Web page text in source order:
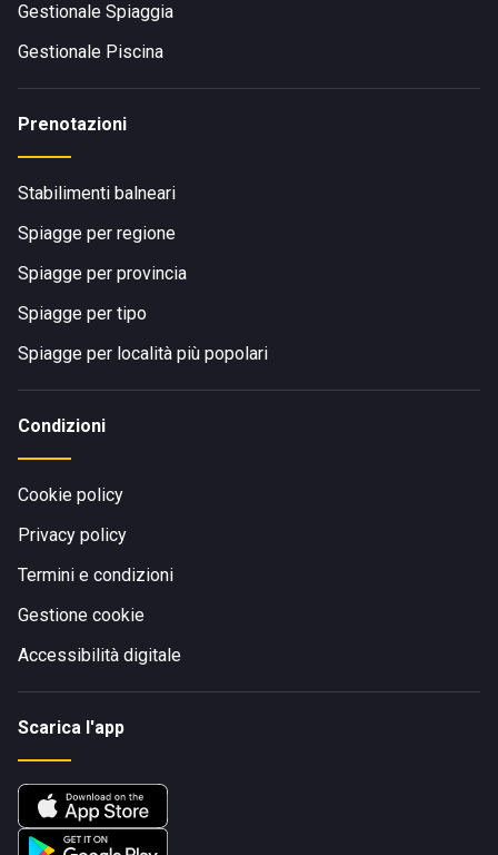
Gestionale Spiaggia
Gestionale Piscina
Prenotazioni
Stabilimenti balneari
Spiagge per regione
Spiagge per provincia
Spiagge per tipo
Spiagge per località più popolari
Condizioni
Cookie policy
Privacy policy
Termini e condizioni
Gestione cookie
Accessibilità digitale
Scarica l'app